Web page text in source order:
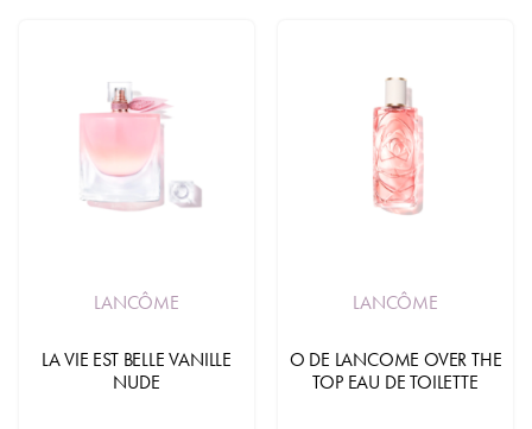
LANCÔME
LA VIE EST BELLE VANILLE
NUDE
LANCÔME
O DE LANCOME OVER THE
TOP EAU DE TOILETTE